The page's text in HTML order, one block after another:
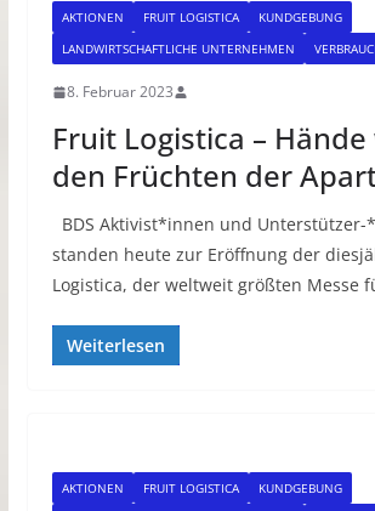
AKTIONEN FRUIT LOGISTICA
KUNDGEBUNG
LANDWIRTSCHAFTLICHE UNTERNEHMEN
8. Februar 2023
Fruit Logistica – Hände
den Früchten der
BDS Aktivist*innen und Unterstützer-
standen heute zur Eröffnung der
Logistica, der weltweit größten Messe
Weiterlesen
AKTIONEN FRUIT LOGISTICA
KUNDGEBUNG